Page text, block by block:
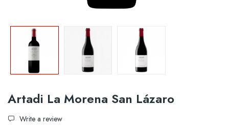
Artadi La Morena San Lázaro
Write a review